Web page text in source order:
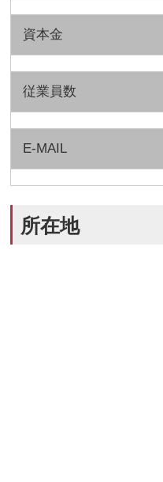
資本金
従業員数
E-MAIL
所在地